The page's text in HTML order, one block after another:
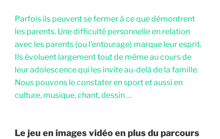
Parfois ils peuvent se fermer à ce que démontrent
les parents. Une difficulté personnelle en relation
avec les parents (ou l’entourage) marque leur esprit.
Ils évoluent largement tout de même au cours de
leur adolescence qui les invite au-delà de la famille.
Nous pouvons le constater en sport et aussi en
culture, musique, chant, dessin …
Le jeu en images vidéo en plus du parcours